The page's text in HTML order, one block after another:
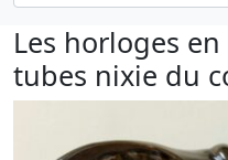
Les horloges
tubes nixie du